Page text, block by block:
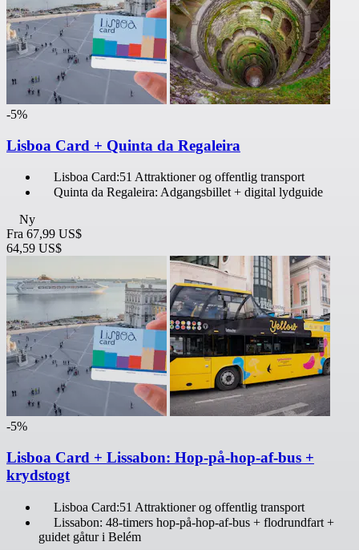
-5%
Lisboa Card + Quinta da Regaleira
Lisboa Card:51 Attraktioner og offentlig transport
Quinta da Regaleira: Adgangsbillet + digital lydguide
Ny
Fra 67,99 US$
64,59 US$
-5%
Lisboa Card + Lissabon: Hop-på-hop-af-bus +
krydstogt
Lisboa Card:51 Attraktioner og offentlig transport
Lissabon: 48-timers hop-på-hop-af-bus + flodrundfart +
guidet gåtur i Belém